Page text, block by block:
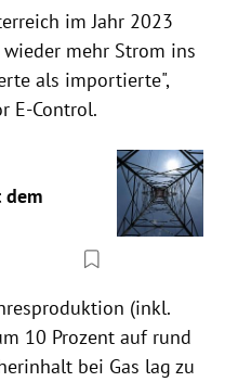
im Jahr 2023
mehr Strom ins
als importierte",
E-Control.
dem
(inkl.
10 Prozent auf rund
bei Gas lag zu